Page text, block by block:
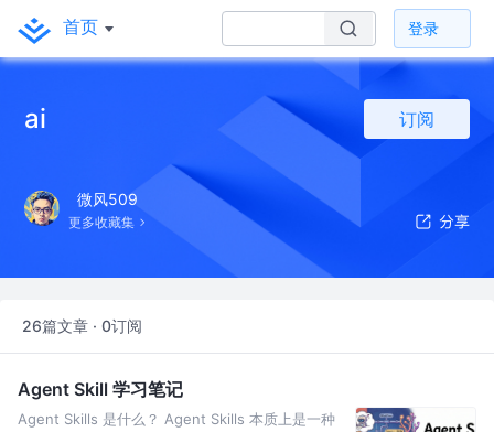
首页 登录
ai 订阅
微风509
更多收藏集
26篇文章 · 0订阅
Agent Skill 学习笔记
Agent Skills 是什么？ Agent Skills 本质上是一种